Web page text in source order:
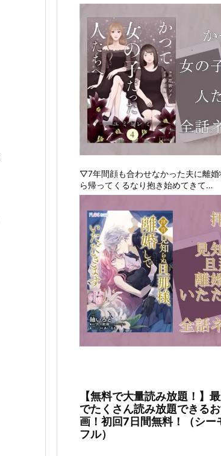
▽7年間顔も合わせなかった夫に離婚
ら帰ってくるなり抱き始めてきて…
【無料で大量読み放題！】
でたくさん読み放題できる
画！初回7日間無料！（シー
フル）